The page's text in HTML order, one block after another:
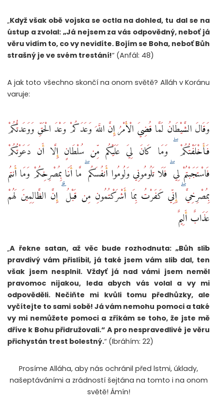
„Když však obě vojska se octla na dohled, tu dal se na
ústup a zvolal: „Já nejsem za vás odpovědný, neboť já
věru vidím to, co vy nevidíte. Bojím se Boha, neboť Bůh
strašný je ve svém trestání!“ (Anfál: 48)
A jak toto všechno skončí na onom světě? Alláh v Koránu
varuje:
وَقَالَ الشَّيْطَانُ لَمَّا قُضِيَ الْأَمْرُ إِنَّ اللَّهَ وَعَدَكُمْ وَعْدَ الْحَقِّ وَوَعَدتُّكُمْ
فَأَخْلَفْتُكُمْ ۖ وَمَا كَانَ لِيَ عَلَيْكُم مِّن سُلْطَانٍ إِلَّا أَن دَعَوْتُكُمْ
فَاسْتَجَبْتُمْ لِي ۖ فَلَا تَلُومُونِي وَلُومُوا أَنفُسَكُم ۖ مَّا أَنَا بِمُصْرِخِكُمْ وَمَا أَنتُم
بِمُصْرِخِيَّ ۖ إِنِّي كَفَرْتُ بِمَا أَشْرَكْتُمُونِ مِن قَبْلُ ۗ إِنَّ الظَّالِمِينَ لَهُمْ
عَذَابٌ أَلِيمٌ
„A řekne satan, až věc bude rozhodnuta: „Bůh slib
pravdivý vám přislíbil, já také jsem vám slib dal, ten
však jsem nesplnil. Vždyť já nad vámi jsem neměl
pravomoc nijakou, leda abych vás volal a vy mi
odpověděli. Nečiňte mi kvůli tomu předhůzky, ale
vyčítejte to sami sobě! Já vám nemohu pomoci a také
vy mi nemůžete pomoci a zříkám se toho, že jste mě
dříve k Bohu přidružovali.“ A pro nespravedlivé je věru
přichystán trest bolestný.“ (Ibráhím: 22)
Prosíme Alláha, aby nás ochránil před lstmi, úklady,
našeptáváními a zrádností šejtána na tomto i na onom
světě! Ámín!